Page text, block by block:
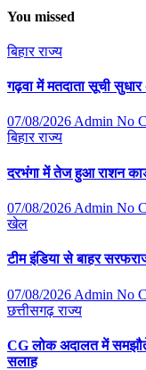
You missed
बिहारराज्य
गढ़वा में मतदाता सूची
07/08/2026Admin No
बिहारराज्य
दरभंगा में तेज हुआ राशन
07/08/2026 Admin No
खेल
टीम इंडिया से बाहर
07/08/2026 Admin No
छत्तीसगढ़राज्य
CG लोक अदालत में
सलाह